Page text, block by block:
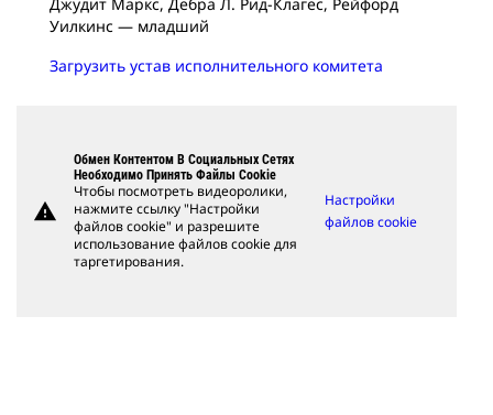
Уилкинс — младший
Загрузить устав исполнительного комитета
warning
Обмен Контентом В Социальных Сетях
Необходимо Принять Файлы Cookie
Чтобы посмотреть видеоролики,
нажмите ссылку "Настройки
файлов cookie" и разрешите
использование файлов cookie для
таргетирования.
Настройки
файлов cookie